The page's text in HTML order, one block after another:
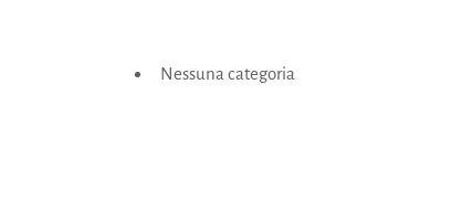
Nessuna categoria